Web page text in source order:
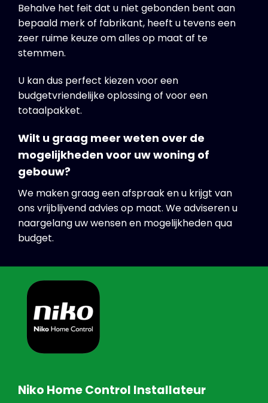
Behalve het feit dat u niet gebonden bent aan
bepaald merk of fabrikant, heeft u tevens een
zeer ruime keuze om alles op maat af te
stemmen.
U kan dus perfect kiezen voor een
budgetvriendelijke oplossing of voor een
totaalpakket.
Wilt u graag meer weten over de
mogelijkheden voor uw woning of
gebouw?
We maken graag een afspraak en u krijgt van
ons vrijblijvend advies op maat. We adviseren u
naargelang uw wensen en mogelijkheden qua
budget.
Niko Home Control Installateur